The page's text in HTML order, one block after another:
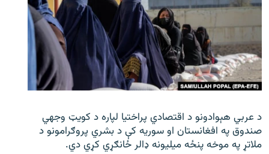
د عربي هېوادونو د اقتصادي پراختیا لپاره د کویټ وجهي
صندوق په افغانستان او سوریه کې د بشري پروګرامونو د
ملاتړ په موخه پنځه میلیونه ډالر ځانګړي کړي دي.